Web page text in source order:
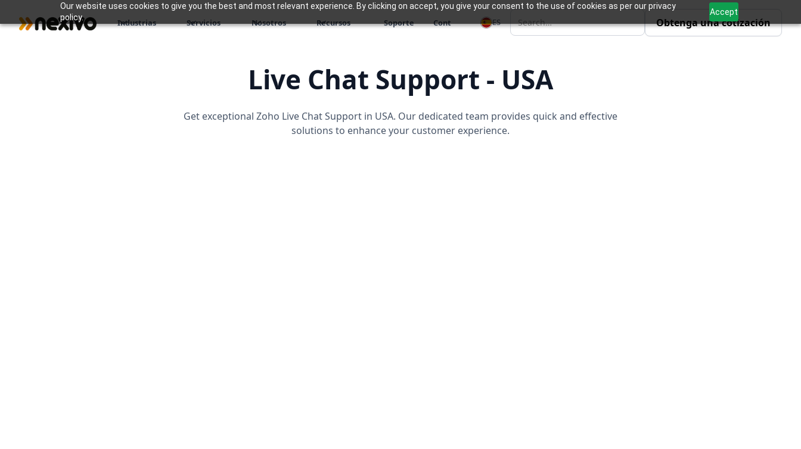
Our website uses cookies to give you the best and most relevant experience. By clicking on accept, you give your consent to the use of cookies as per our privacy
policy.
Accept
Industrias Servicios Nosotros Recursos Soporte Cont ES Obtenga una cotización
Live Chat Support - USA
Get exceptional Zoho Live Chat Support in USA. Our dedicated team provides quick and effective
solutions to enhance your customer experience.